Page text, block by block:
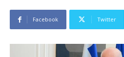
Facebook Twitter